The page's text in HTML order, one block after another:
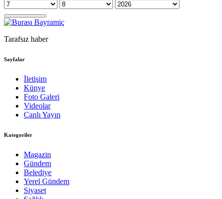
Tarafsız haber
Sayfalar
İletişim
Künye
Foto Galeri
Videolar
Canlı Yayın
Kategoriler
Magazin
Gündem
Belediye
Yerel Gündem
Siyaset